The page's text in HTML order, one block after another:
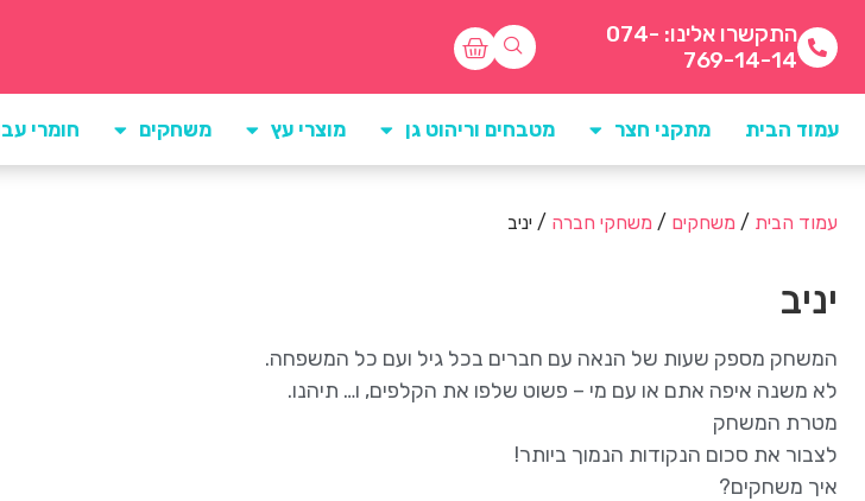
התקשרו אלינו: 074-
769-14-14
עמוד הבית מתקני חצר מטבחים וריהוט גן מוצרי עץ משחקים חומרי
עמוד הבית / משחקים / משחקי חברה / יניב
יניב
המשחק מספק שעות של הנאה עם חברים בכל גיל ועם כל המשפחה.
לא משנה איפה אתם או עם מי – פשוט שלפו את הקלפים, ו… תיהנו.
מטרת המשחק
לצבור את סכום הנקודות הנמוך ביותר!
איך משחקים?